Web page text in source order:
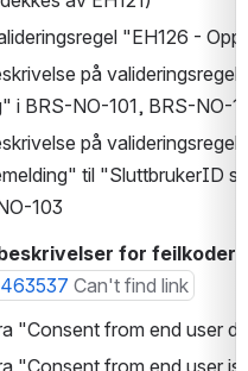
"EH126 -
på
i BRS-NO-101, BRS-NO-
på
til "SluttbrukerID
103
for
Can't find link
"Consent from end user
"Consent from end user